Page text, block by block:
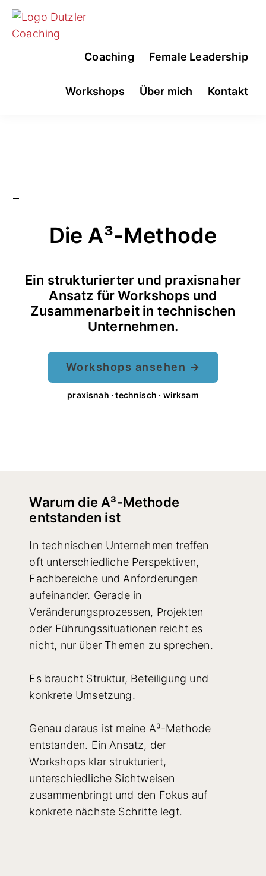
Skip
primary
Skip
main
Coaching Female Leadership
Workshops Über mich Kontakt
Die A³-Methode
Ein strukturierter und praxisnaher
Ansatz für Workshops und
Zusammenarbeit in technischen
Unternehmen.
Workshops ansehen →
praxisnah · technisch · wirksam
Warum die A³-Methode
entstanden ist
In technischen Unternehmen treffen
oft unterschiedliche Perspektiven,
Fachbereiche und Anforderungen
aufeinander. Gerade in
Veränderungsprozessen, Projekten
oder Führungssituationen reicht es
nicht, nur über Themen zu sprechen.
Es braucht Struktur, Beteiligung und
konkrete Umsetzung.
Genau daraus ist meine A³-Methode
entstanden. Ein Ansatz, der
Workshops klar strukturiert,
unterschiedliche Sichtweisen
zusammenbringt und den Fokus auf
konkrete nächste Schritte legt.